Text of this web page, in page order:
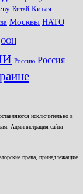
Китай Китая
Москвы НАТО
ООН
Россию Россия
исключительно в
Администрация сайта
права, принадлежащие